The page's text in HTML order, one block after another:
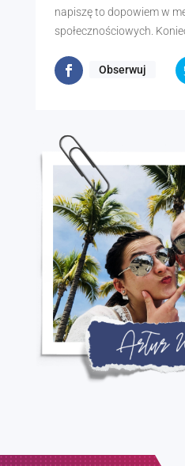
napiszę to dopowiem w
społecznościowych.
Obserwuj